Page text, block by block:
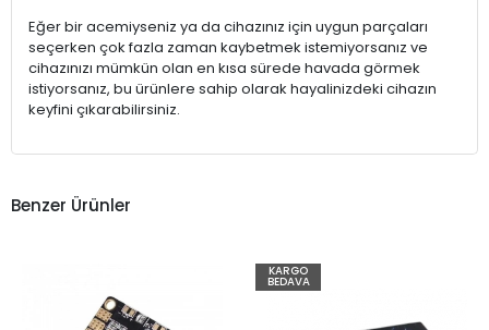
Eğer bir acemiyseniz ya da cihazınız için uygun parçaları
seçerken çok fazla zaman kaybetmek istemiyorsanız ve
cihazınızı mümkün olan en kısa sürede havada görmek
istiyorsanız, bu ürünlere sahip olarak hayalinizdeki cihazın
keyfini çıkarabilirsiniz.
Benzer Ürünler
KARGO
BEDAVA